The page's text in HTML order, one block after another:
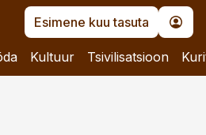
Esimene kuu tasuta
Kultuur Tsivilisatsioon